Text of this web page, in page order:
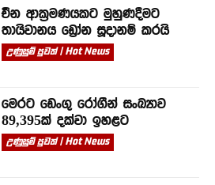
චීන ආක්‍රමණයකට මුහුණදීමට
තායිවානය ඩ්‍රෝන සූදානම් කරයි
උණුසුම් පුවත් | Hot News
මෙරට ඩෙංගු රෝගීන් සංඛ්‍යාව
89,395ක් දක්වා ඉහළට
උණුසුම් පුවත් | Hot News